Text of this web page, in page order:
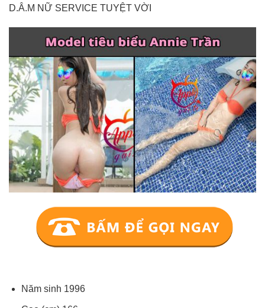
D.Â.M NỮ SERVICE TUYỆT VỜI
Năm sinh 1996